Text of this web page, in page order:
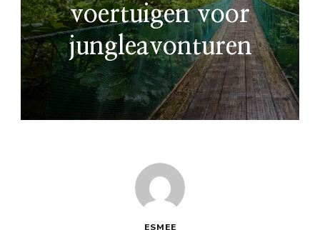
voertuigen voor
jungleavonturen
ESMEE